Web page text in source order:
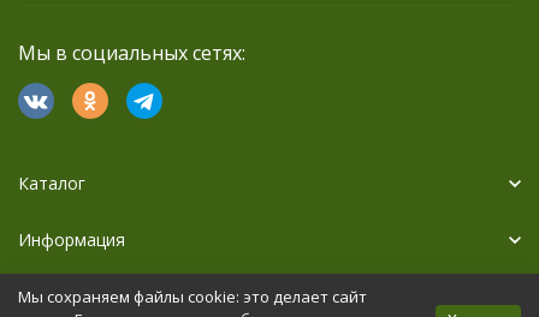
Мы в социальных сетях:
Каталог
Информация
Дополнительно
Мы сохраняем файлы cookie: это делает сайт